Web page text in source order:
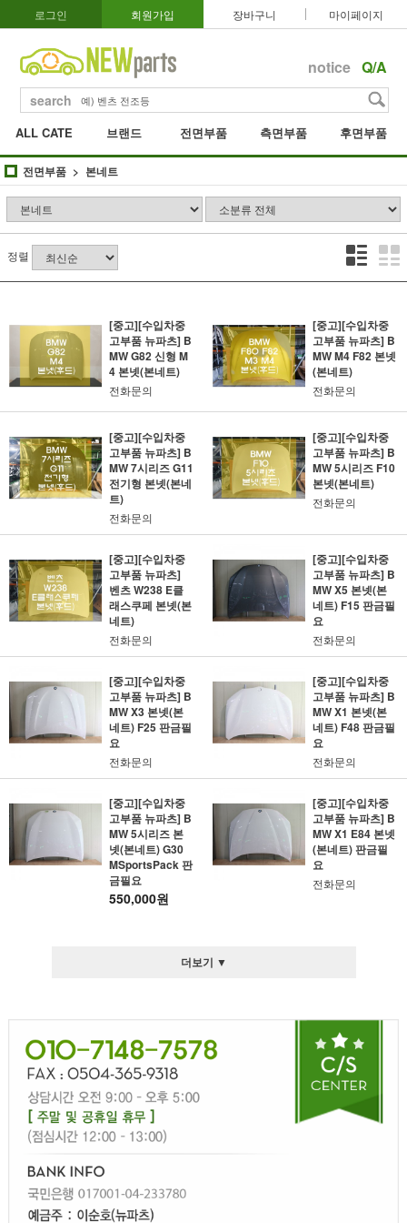
로그인 회원가입 장바구니 마이페이지
notice Q/A
search
ALL CATE 브랜드 전면부품 측면부품 후면부품
전면부품 본네트
정렬
[중고][수입차중
고부품 뉴파츠] B
MW G82 신형 M
4 본넷(본네트)
전화문의
[중고][수입차중
고부품 뉴파츠] B
MW M4 F82 본넷
(본네트)
전화문의
[중고][수입차중
고부품 뉴파츠] B
MW 7시리즈 G11
전기형 본넷(본네
트)
전화문의
[중고][수입차중
고부품 뉴파츠] B
MW 5시리즈 F10
본넷(본네트)
전화문의
[중고][수입차중
고부품 뉴파츠]
벤츠 W238 E클
래스쿠페 본넷(본
네트)
전화문의
[중고][수입차중
고부품 뉴파츠] B
MW X5 본넷(본
네트) F15 판금필
요
전화문의
[중고][수입차중
고부품 뉴파츠] B
MW X3 본넷(본
네트) F25 판금필
요
전화문의
[중고][수입차중
고부품 뉴파츠] B
MW X1 본넷(본
네트) F48 판금필
요
전화문의
[중고][수입차중
고부품 뉴파츠] B
MW 5시리즈 본
넷(본네트) G30
MSportsPack 판
금필요
550,000원
[중고][수입차중
고부품 뉴파츠] B
MW X1 E84 본넷
(본네트) 판금필
요
전화문의
더보기 ▼